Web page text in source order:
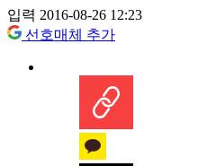
입력 2016-08-26 12:23
선호매체 추가